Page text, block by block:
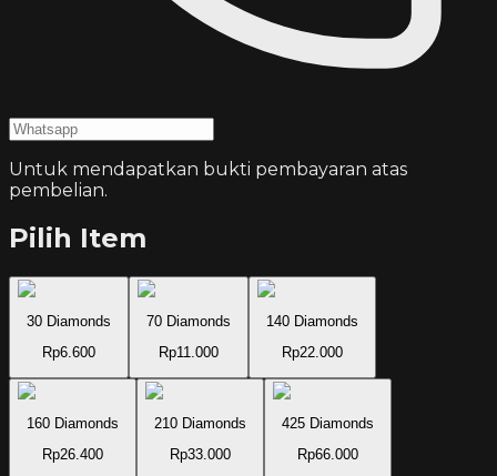
Untuk mendapatkan bukti pembayaran atas
pembelian.
Pilih Item
30 Diamonds
Rp6.600
70 Diamonds
Rp11.000
140 Diamonds
Rp22.000
160 Diamonds
Rp26.400
210 Diamonds
Rp33.000
425 Diamonds
Rp66.000